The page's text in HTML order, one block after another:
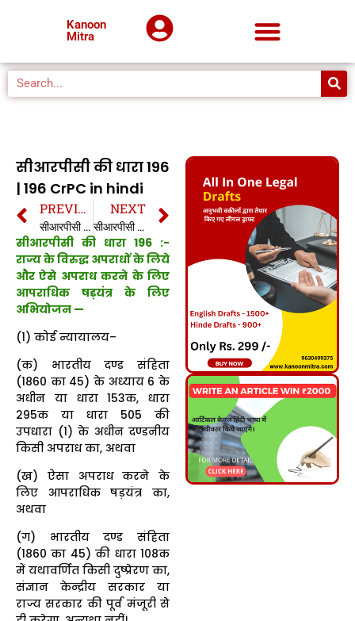
Kanoon
Mitra
सीआरपीसी की धारा 196
| 196 CrPC in hindi
PREVIOUS
सीआरपीसी की धारा 195A | 195A CrPC in hindi
NEXT
सीआरपीसी की धारा 197 | 197 CrPC in hindi
सीआरपीसी की धारा 196 :-
राज्य के विरुद्ध अपराधों के लिये
और ऐसे अपराध करने के लिए
आपराधिक षड़यंत्र के लिए
अभियोजन —
(1) कोई न्यायालय–
(क) भारतीय दण्ड संहिता
(1860 का 45) के अध्याय 6 के
अधीन या धारा 153क, धारा
295क या धारा 505 की
उपधारा (1) के अधीन दण्डनीय
किसी अपराध का, अथवा
(ख) ऐसा अपराध करने के
लिए आपराधिक षड़यंत्र का,
अथवा
(ग) भारतीय दण्ड संहिता
(1860 का 45) की धारा 108क
में यथावर्णित किसी दुष्प्रेरण का,
संज्ञान केन्द्रीय सरकार या
राज्य सरकार की पूर्व मंजूरी से